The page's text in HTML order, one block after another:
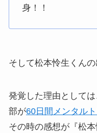
身！！
そして松本怜生くんの
発覚した理由として
部が60日間メンタル
その時の感想が『松